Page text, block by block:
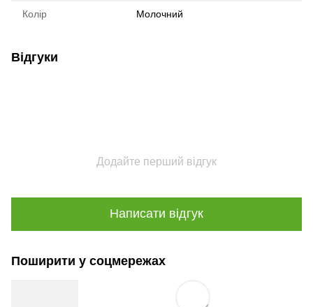
Колір Молочний
Відгуки
Додайте перший відгук
Написати відгук
Поширити у соцмережах